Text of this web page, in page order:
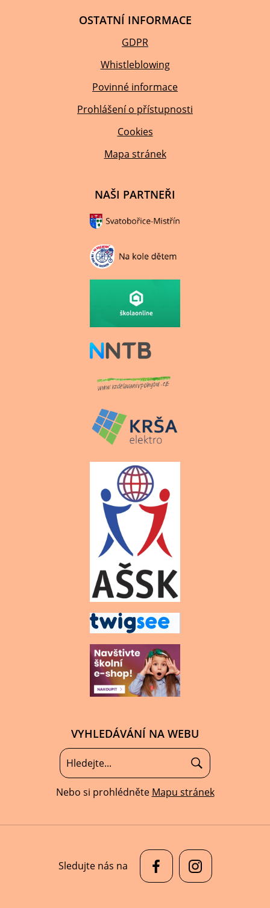
OSTATNÍ INFORMACE
GDPR
Whistleblowing
Povinné informace
Prohlášení o přístupnosti
Cookies
Mapa stránek
NAŠI PARTNEŘI
VYHLEDÁVÁNÍ NA WEBU
Nebo si prohlédněte Mapu stránek
Sledujte nás na